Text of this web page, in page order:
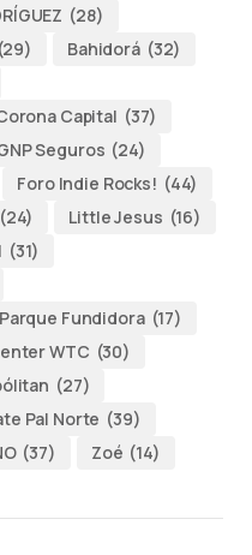
(28)
(29) Bahidorá (32)
Capital (37)
Seguros (24)
Foro Indie Rocks! (44)
(24) Little Jesus (16)
(31)
Parque Fundidora (17)
WTC (30)
(27)
Pal Norte (39)
(37) Zoé (14)